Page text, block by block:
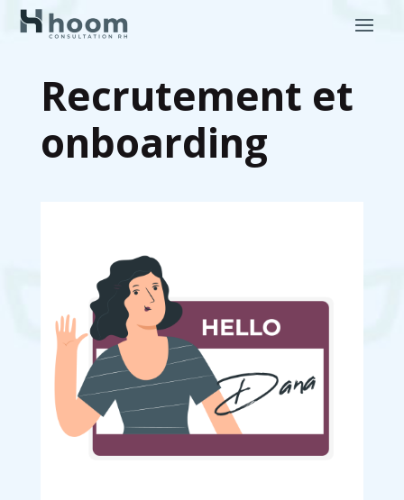
Recrutement et
onboarding